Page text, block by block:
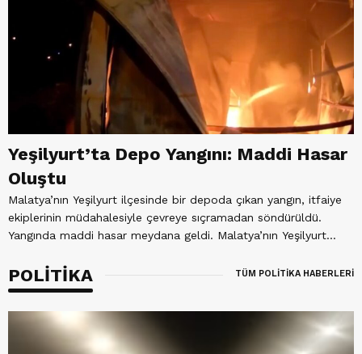
Yeşilyurt’ta Depo Yangını: Maddi Hasar
Oluştu
Malatya’nın Yeşilyurt ilçesinde bir depoda çıkan yangın, itfaiye
ekiplerinin müdahalesiyle çevreye sıçramadan söndürüldü.
Yangında maddi hasar meydana geldi. Malatya’nın Yeşilyurt...
POLİTİKA TÜM POLİTİKA HABERLERİ